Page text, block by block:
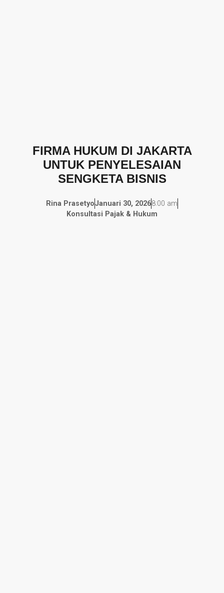
FIRMA HUKUM DI JAKARTA
UNTUK PENYELESAIAN
SENGKETA BISNIS
Rina PrasetyoJanuari 30, 20268:00 am
Konsultasi Pajak & Hukum